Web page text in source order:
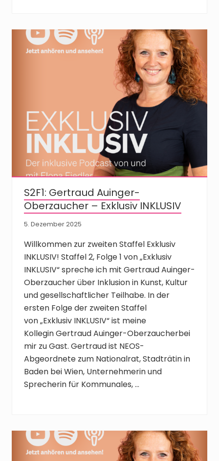
S2F1: Gertraud Auinger-
Oberzaucher – Exklusiv INKLUSIV
5. Dezember 2025
Willkommen zur zweiten Staffel Exklusiv
INKLUSIV! Staffel 2, Folge 1 von „Exklusiv
INKLUSIV“ spreche ich mit Gertraud Auinger-
Oberzaucher über Inklusion in Kunst, Kultur
und gesellschaftlicher Teilhabe. In der
ersten Folge der zweiten Staffel
von „Exklusiv INKLUSIV“ ist meine
Kollegin Gertraud Auinger-Oberzaucherbei
mir zu Gast. Gertraud ist NEOS-
Abgeordnete zum Nationalrat, Stadträtin in
Baden bei Wien, Unternehmerin und
Sprecherin für Kommunales, …